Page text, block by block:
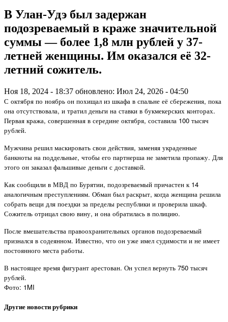
В Улан-Удэ был задержан
подозреваемый в краже значительной
суммы — более 1,8 млн рублей у 37-
летней женщины. Им оказался её 32-
летний сожитель.
Ноя 18, 2024 - 18:37 обновлено: Июл 24, 2026 - 04:50
С октября по ноябрь он похищал из шкафа в спальне её сбережения, пока
она отсутствовала, и тратил деньги на ставки в букмекерских конторах.
Первая кража, совершенная в середине октября, составила 100 тысяч
рублей.
Мужчина решил маскировать свои действия, заменяя украденные
банкноты на поддельные, чтобы его партнерша не заметила пропажу. Для
этого он заказал фальшивые деньги с доставкой.
Как сообщили в МВД по Бурятии, подозреваемый причастен к 14
аналогичным преступлениям. Обман был раскрыт, когда женщина решила
собрать вещи для поездки за пределы республики и проверила шкаф.
Сожитель отрицал свою вину, и она обратилась в полицию.
После вмешательства правоохранительных органов подозреваемый
признался в содеянном. Известно, что он уже имел судимости и не имеет
постоянного места работы.
В настоящее время фигурант арестован. Он успел вернуть 750 тысяч
рублей.
Фото: 1MI
Другие новости рубрики